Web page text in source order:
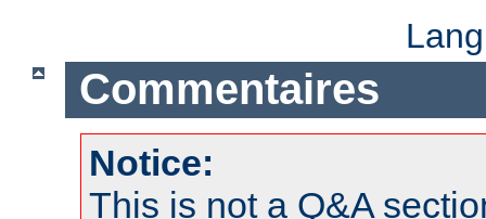
Commentaires
Notice:
This is not a Q&A